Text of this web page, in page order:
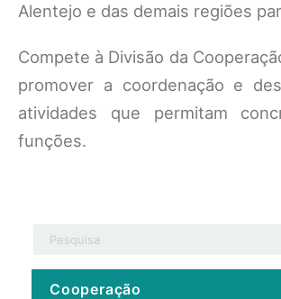
Alentejo e das demais regiões
Compete à Divisão da
promover a coordenação e
atividades que permitam
funções.
Cooperação